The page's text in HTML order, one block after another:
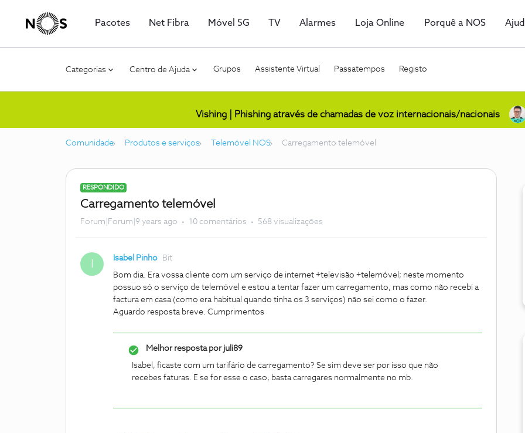
Pacotes Net Fibra Móvel 5G TV Alarmes Loja Online Porquê a NOS
Categorias Centro de Ajuda Grupos Assistente Virtual Passatempos Registo
Vishing | Phishing através de chamadas de voz internacionais/nacionais
Comunidade Produtos e serviços Telemóvel NOS Carregamento telemóvel
RESPONDIDO
Carregamento telemóvel
Forum|Forum|9 years ago 10 comentários 568 visualizações
Isabel Pinho Bit
Bom dia. Era vossa cliente com um serviço de internet +televisão +telemóvel; neste momento
possuo só o serviço de telemóvel e estou a tentar fazer um carregamento, mas como não recebi a
factura em casa (como era habitual quando tinha os 3 serviços) não sei como o fazer.
Aguardo resposta breve. Cumprimentos
Melhor resposta porjuli89
Isabel, ficaste com um tarifário de carregamento? Se sim deve ser por isso que não
recebes faturas. E se for esse o caso, basta carregares normalmente no mb.